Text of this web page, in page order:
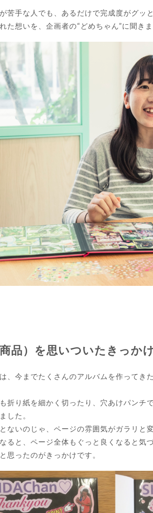
苦手な人でも、あるだけで完成度がグッ
た想いを、企画者の“どめちゃん”に聞きま
品）を思いついたきっか
、今までたくさんのアルバムを作ってき
折り紙を細かく切ったり、穴あけパンチ
した。
ないのじゃ、ページの雰囲気がガラリと
ると、ページ全体もぐっと良くなると気
思ったのがきっかけです。